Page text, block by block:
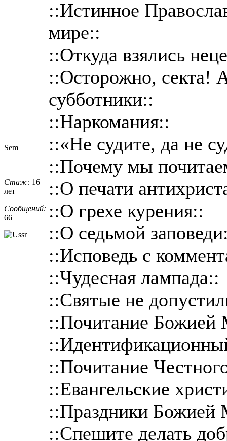
Sem
Стаж: 16
лет
Сообщений:
66
::Истинное
мире::
::Откуда взялись
::Осторожно, секта!
субботники::
::Наркомания::
::«Не судите, да не
::Почему мы
::О печати
::О грехе курения::
::О седьмой
::Исповедь с
::Чудесная лампада::
::Святые не
::Почитание Божией
::Почитание
::Евангельские
::Праздники Божией
::Спешите делать